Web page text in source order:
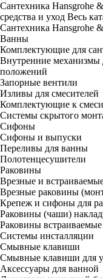
Сантехника Hansgrohe
средства и уход Весь
Сантехника Hansgrohe
Ванны
Комплектующие для
Внутренние механизмы
положений
Запорные вентили
Изливы для смесителей
Комплектующие к
Системы скрытого
Сифоны
Сифоны и выпуски
Переливы для ванны
Полотенцесушители
Раковины
Врезные и
Врезные раковины
Крепеж и сифоны для
Раковины (чаши)
Раковины
Системы инсталляции
Смывные клавиши
Смывные клавиши для
Аксессуары для ванной